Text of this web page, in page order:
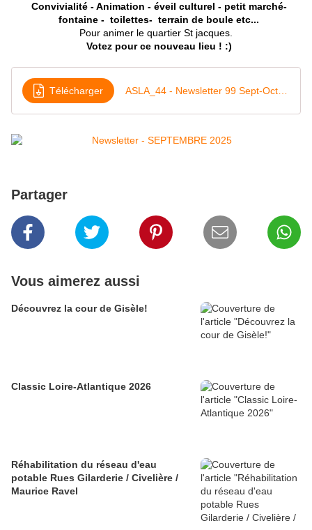
Convivialité - Animation - éveil culturel - petit marché-
fontaine - toilettes- terrain de boule etc...
Pour animer le quartier St jacques.
Votez pour ce nouveau lieu ! :)
Télécharger
Partager
Vous aimerez aussi
Découvrez la cour de Gisèle!
Classic Loire-Atlantique 2026
Réhabilitation du réseau d'eau
potable Rues Gilarderie / Civelière /
Maurice Ravel